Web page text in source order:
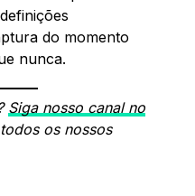
do momento
nunca.
Siga nosso canal no
os nossos